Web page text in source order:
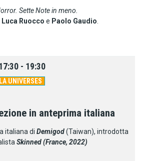
Sette Note in meno.
Luca Ruocco e Paolo Gaudio
- 19:30
UNIVERSES
in anteprima italiana
italiana diDemigod(Taiwan), introdotta
Skinned (France, 2022)